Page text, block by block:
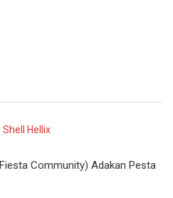
Shell Hellix
Community) Adakan Pesta